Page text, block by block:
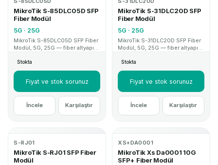
MikroTik S-85DLC05D SFP
Fiber Modül
5G · 25G
MikroTik S-85DLC05D SFP Fiber
Modül, 5G, 25G — fiber altyapı
SFP/QSFP modül çözümüdür.
Kurumsal proje ve teknik destek
için MikroTik Mağaza.
Stokta
Fiyat ve stok sorunuz
İncele Karşılaştır
MikroTik S-31DLC20D SFP
Fiber Modül
5G · 25G
MikroTik S-31DLC20D SFP Fiber
Modül, 5G, 25G — fiber altyapı
SFP/QSFP modül çözümüdür.
Kurumsal proje ve teknik destek
için MikroTik Mağaza.
Stokta
Fiyat ve stok sorunuz
İncele Karşılaştır
S-RJ01
MikroTik S-RJ01 SFP Fiber
Modül
XS+DA0001
MikroTik Xs Da0001 10G
SFP+ Fiber Modül